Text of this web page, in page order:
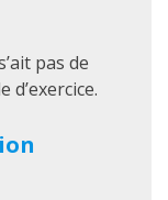
pas de
d’exercice.